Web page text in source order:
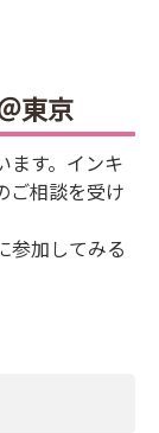
東京
ます。インキ
ご相談を受け
参加してみる